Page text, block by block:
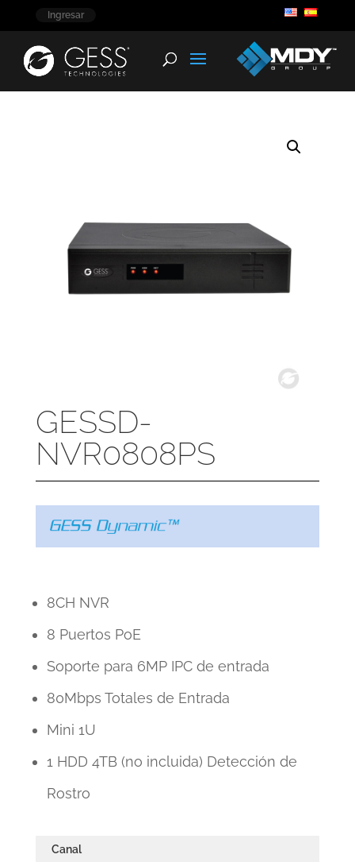
Ingresar
GESSD-
NVR0808PS
8CH NVR
8 Puertos PoE
Soporte para 6MP IPC de entrada
80Mbps Totales de Entrada
Mini 1U
1 HDD 4TB (no incluida) Detección de
Rostro
Canal